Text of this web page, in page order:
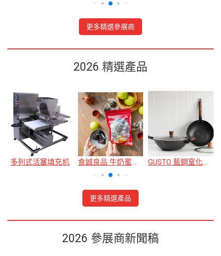
更多精選參展商
2026 精選產品
多列式活塞填充机 食誠良品 牛奶蜜棗果乾 GUSTO 藍鋼窒化炒鍋26cm(GUSTO3.0)
更多精選產品
2026 參展商新聞稿